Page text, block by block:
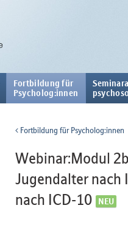
Fortbildung für
Psycholog:innen
Fortbildung für Psycholog:innen
Webinar:Modul
Jugendalter nach
nach ICD-10